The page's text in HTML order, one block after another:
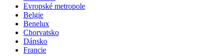
Evropské metropole
Belgie
Benelux
Chorvatsko
Dánsko
Francie